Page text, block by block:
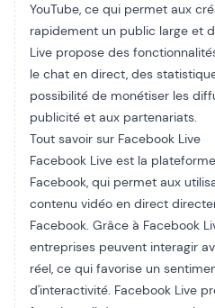
YouTube, ce qui permet aux
rapidement un public large et
Live propose des
le chat en direct, des
possibilité de monétiser les
publicité et aux partenariats.
Tout savoir sur Facebook Live
Facebook Live est la
Facebook, qui permet aux
contenu vidéo en direct
Facebook. Grâce à Facebook
entreprises peuvent interagir
réel, ce qui favorise un
d'interactivité. Facebook Live